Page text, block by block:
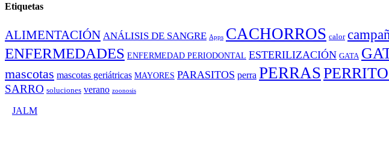
Etiquetas
ALIMENTACIÓN ANÁLISIS DE SANGRE Apps CACHORROS calor
ENFERMEDADES ENFERMEDAD PERIODONTAL ESTERILIZACIÓN GATA
mascotas mascotas geriátricas MAYORES PARASITOS perra PERRAS
SARRO soluciones verano zoonosis
JALM